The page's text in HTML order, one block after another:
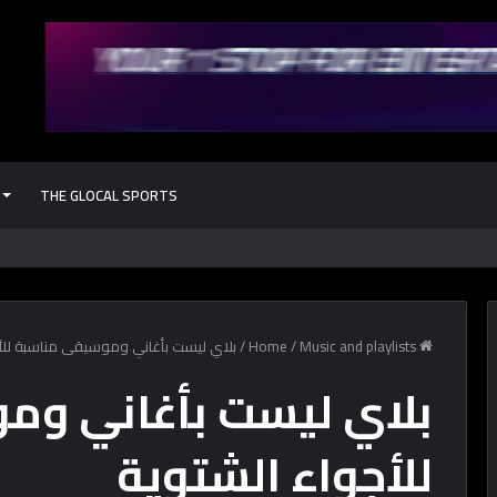
THE GLOCAL SPORTS
/Music and playlists
/بلاي ليست بأغاني وموسيقى مناسبة
بلاي ليست بأغاني
للأجواء الشتوية